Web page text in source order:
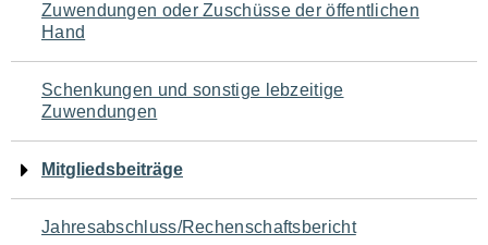
Zuwendungen oder Zuschüsse der öffentlichen
Hand
Schenkungen und sonstige lebzeitige
Zuwendungen
Mitgliedsbeiträge
Jahresabschluss/Rechenschaftsbericht